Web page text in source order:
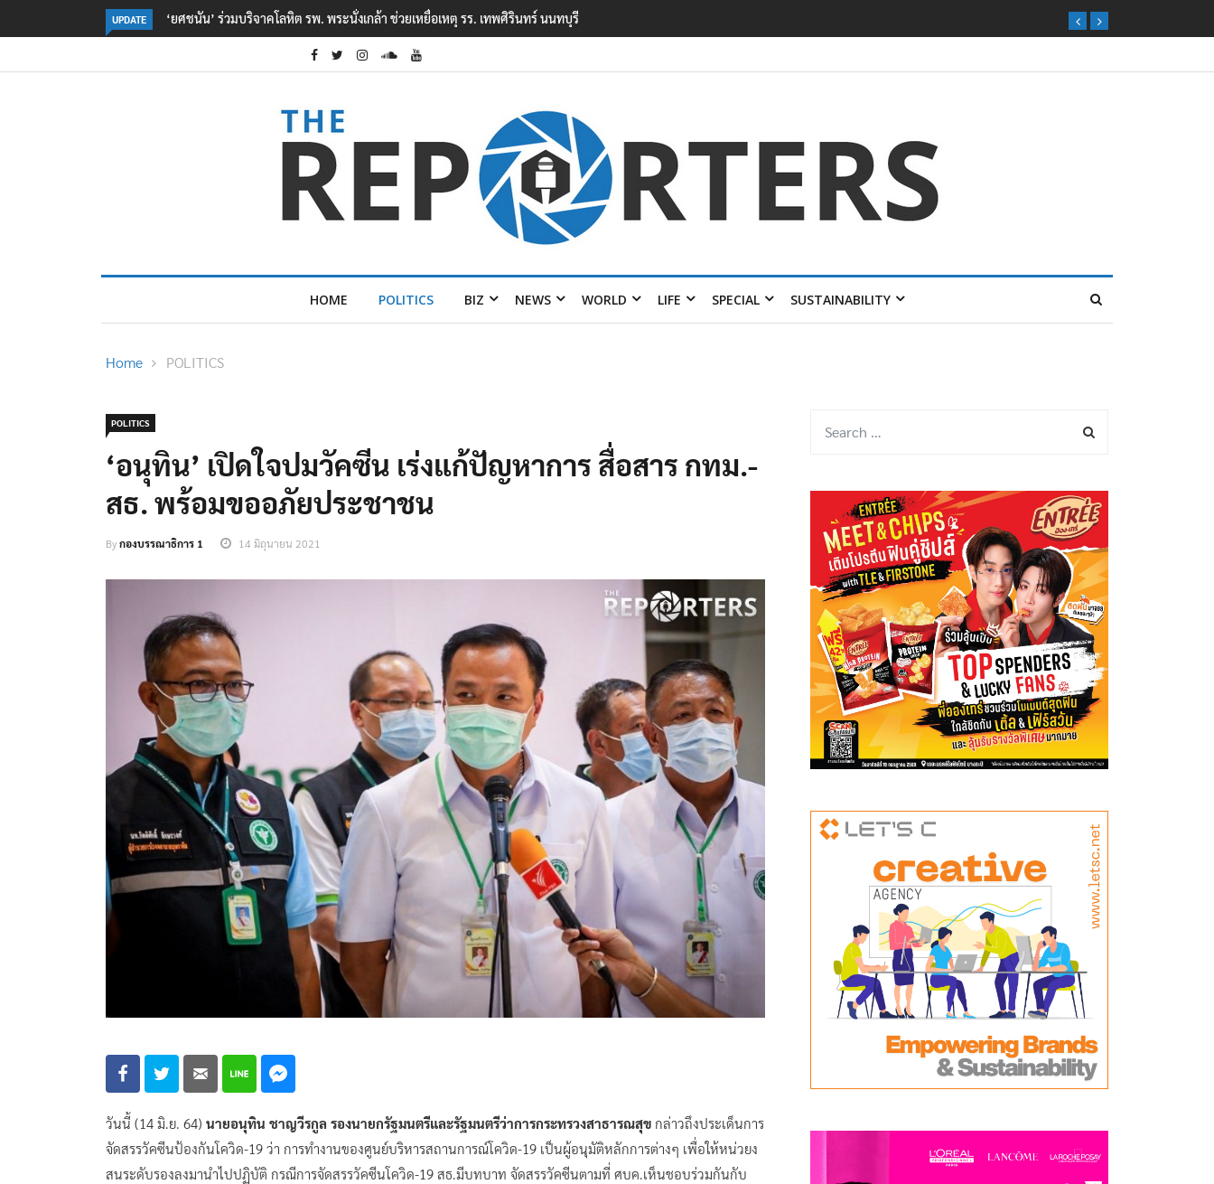
UPDATE
ยเหยื่อเหตุ รร. เทพศิรินทร์ นนทบุรีตร. อยู่ระหว่างสอบสวนแรงจูงใจ เหตุยิงในโรงเรียนเทพศิรินทร์ นนทบุรี พบเด็กก่อ
เหตุเครียดเรื่องเรียน
HOME POLITICS BIZ NEWS WORLD LIFE SPECIAL SUSTAINABILITY
Home POLITICS
POLITICS
‘อนุทิน’ เปิดใจปมวัคซีน เร่งแก้ปัญหาการ สื่อสาร กทม.-
สธ. พร้อมขออภัยประชาชน
Byกองบรรณาธิการ 1 14 มิถุนายน 2021
วันนี้ (14 มิ.ย. 64) นายอนุทิน ชาญวีรกูล รองนายกรัฐมนตรีและรัฐมนตรีว่าการกระทรวงสาธารณสุข กล่าวถึงประเด็นการ
จัดสรรวัคซีนป้องกันโควิด-19 ว่า การทำงานของศูนย์บริหารสถานการณ์โควิด-19 เป็นผู้อนุมัติหลักการต่างๆ เพื่อให้หน่วยง
สนระดับรองลงมานำไปปฏิบัติ กรณีการจัดสรรวัคซีนโควิด-19 สธ.มีบทบาท จัดสรรวัคซีนตามที่ ศบค.เห็นชอบร่วมกันกับ